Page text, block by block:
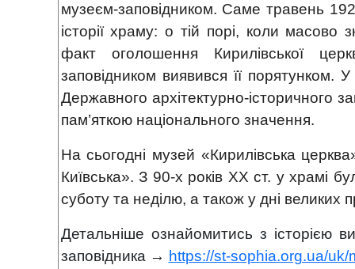
музеєм-заповідником. Саме травень
історії храму: о тій порі, коли масово
факт оголошення Кирилівської
заповідником виявився її порятунком.
Державного архітектурно-історичного
пам’яткою національного значення.
На сьогодні музей «Кирилівська
Київська». З 90-х років ХХ ст. у храмі
суботу та неділю, а також у дні великих
Детальніше ознайомитись з історією
заповідника → https://st-sophia.org.ua/